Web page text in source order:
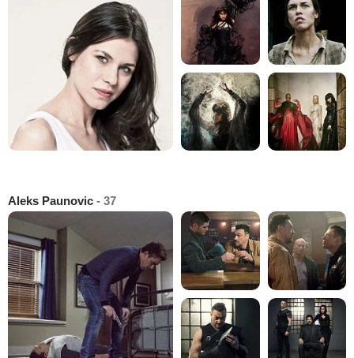
Aleks Paunovic - 37